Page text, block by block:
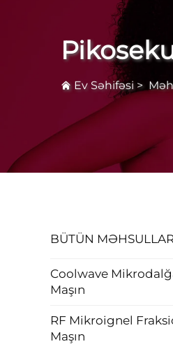
Ev Səhifəsi>
BÜTÜN
Coolwave
Maşın
RF Mikroignel
Maşın